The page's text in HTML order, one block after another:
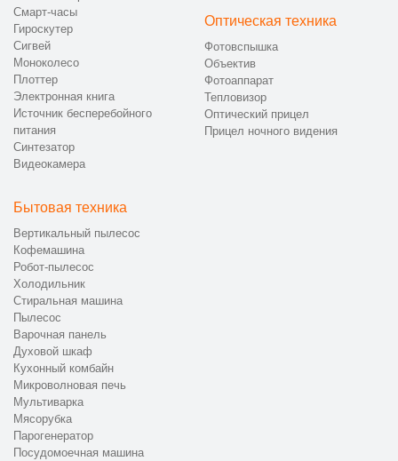
Смарт-часы
Гироскутер
Сигвей
Моноколесо
Плоттер
Электронная книга
Источник бесперебойного
питания
Синтезатор
Видеокамера
Оптическая техника
Фотовспышка
Объектив
Фотоаппарат
Тепловизор
Оптический прицел
Прицел ночного видения
Бытовая техника
Вертикальный пылесос
Кофемашина
Робот-пылесос
Холодильник
Стиральная машина
Пылесос
Варочная панель
Духовой шкаф
Кухонный комбайн
Микроволновая печь
Мультиварка
Мясорубка
Парогенератор
Посудомоечная машина